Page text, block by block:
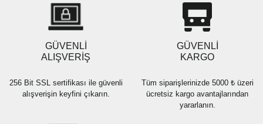
Ürün açıklamasında eksik bilgiler bulunuyor.
Ürün bilgilerinde hatalar bulunuyor.
Ürün fiyatı diğer sitelerden daha pahalı.
Bu ürüne benzer farklı alternatifler olmalı.
GÜVENLİ
ALIŞVERİŞ
256 Bit SSL sertifikası ile güvenli
alışverişin keyfini çıkarın.
GÜVENLİ
KARGO
Tüm siparişlerinizde 5000 ₺ üzeri
ücretsiz kargo avantajlarından
yararlanın.